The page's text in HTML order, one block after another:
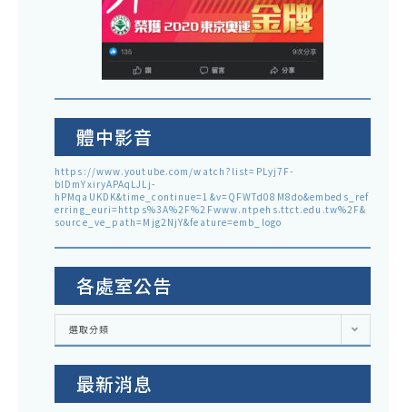
體中影音
https://www.youtube.com/watch?list=PLyj7F-
blDmYxiryAPAqLJLj-
hPMqaUKDK&time_continue=1&v=QFWTd08M8do&embeds_ref
erring_euri=https%3A%2F%2Fwww.ntpehs.ttct.edu.tw%2F&
source_ve_path=Mjg2NjY&feature=emb_logo
各處室公告
各
室
選取分類
最新消息